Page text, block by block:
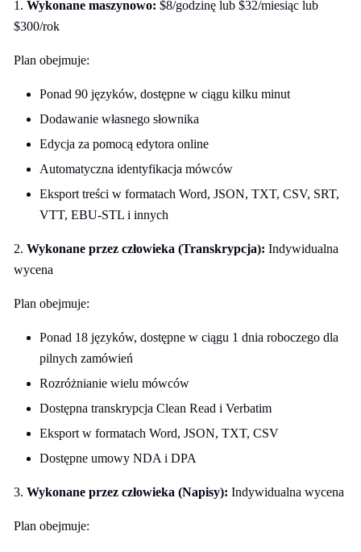
1. Wykonane maszynowo: $8/godzinę lub $32/miesiąc lub
$300/rok
Plan obejmuje:
Ponad 90 języków, dostępne w ciągu kilku minut
Dodawanie własnego słownika
Edycja za pomocą edytora online
Automatyczna identyfikacja mówców
Eksport treści w formatach Word, JSON, TXT, CSV, SRT,
VTT, EBU-STL i innych
2. Wykonane przez człowieka (Transkrypcja): Indywidualna
wycena
Plan obejmuje:
Ponad 18 języków, dostępne w ciągu 1 dnia roboczego dla
pilnych zamówień
Rozróżnianie wielu mówców
Dostępna transkrypcja Clean Read i Verbatim
Eksport w formatach Word, JSON, TXT, CSV
Dostępne umowy NDA i DPA
3. Wykonane przez człowieka (Napisy): Indywidualna wycena
Plan obejmuje: